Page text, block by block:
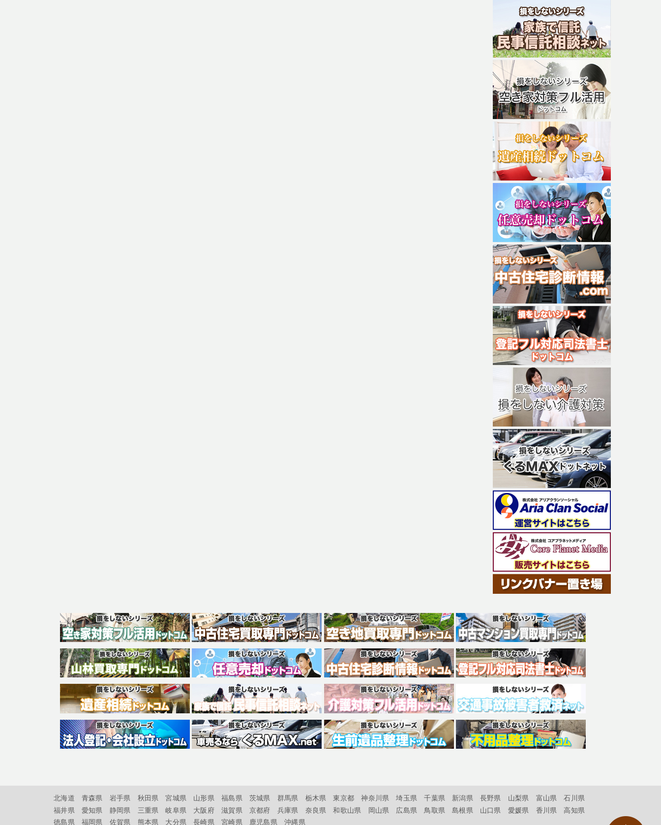
北海道 青森県 岩手県 秋田県 宮城県 山形県 福島県 茨城県 群馬県 栃木県 東京都 神奈川県 埼玉県 千葉県 新潟県 長野県 山梨県 富山県
石川県
福井県
愛知県 静岡県 三重県 岐阜県 大阪府 滋賀県 京都府 兵庫県 奈良県 和歌山県 岡山県 広島県 鳥取県 島根県 山口県 愛媛県 香川県
高知県
徳島県
福岡県 佐賀県 熊本県 大分県 長崎県 宮崎県 鹿児島県 沖縄県